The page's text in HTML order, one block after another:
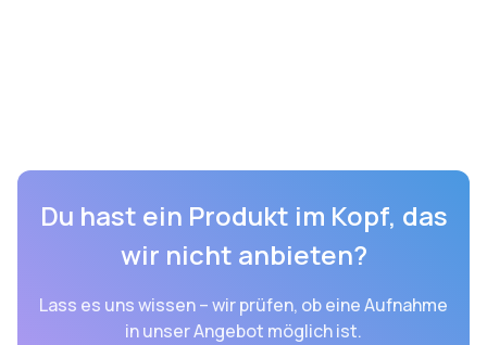
Du hast ein Produkt im Kopf, das
wir nicht anbieten?
Lass es uns wissen – wir prüfen, ob eine Aufnahme
in unser Angebot möglich ist.